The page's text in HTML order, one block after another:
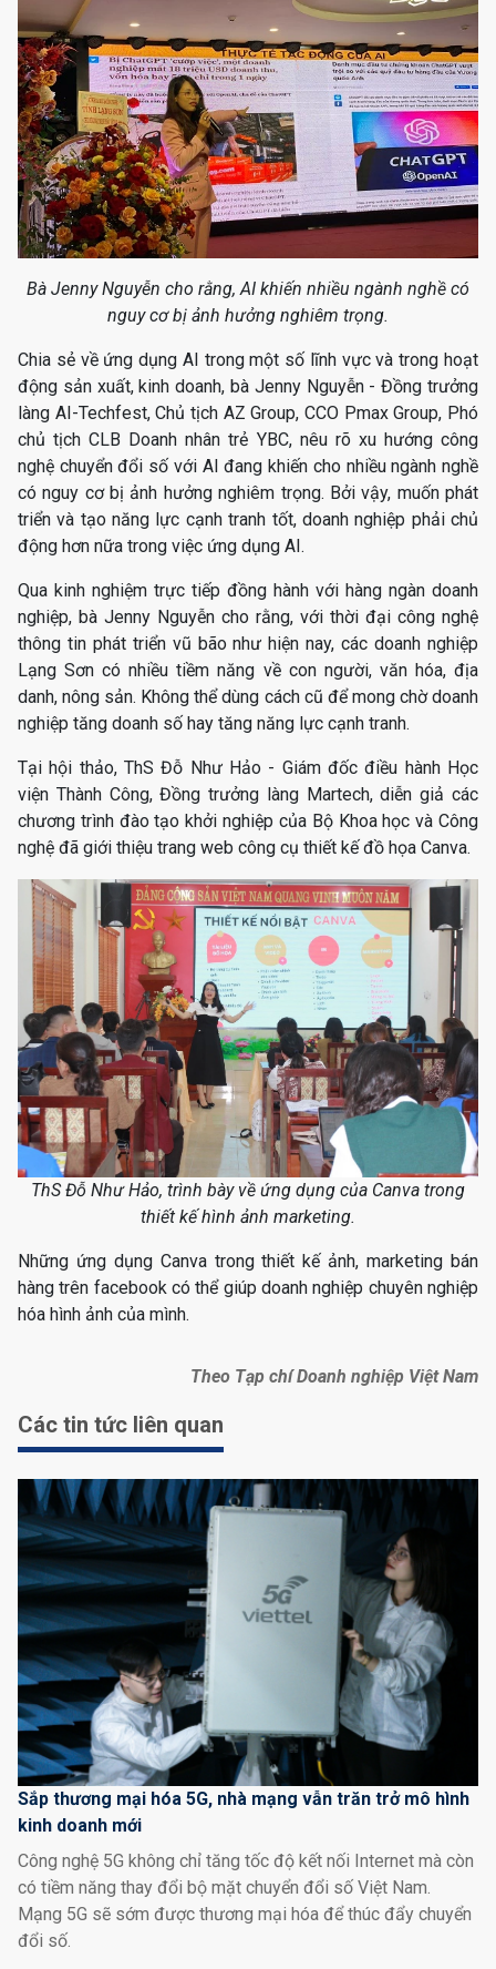
Bà Jenny Nguyễn cho rằng, AI khiến nhiều ngành nghề có
nguy cơ bị ảnh hưởng nghiêm trọng.
Chia sẻ về ứng dụng AI trong một số lĩnh vực và trong hoạt
động sản xuất, kinh doanh, bà Jenny Nguyễn - Đồng trưởng
làng AI-Techfest, Chủ tịch AZ Group, CCO Pmax Group, Phó
chủ tịch CLB Doanh nhân trẻ YBC, nêu rõ xu hướng công
nghệ chuyển đổi số với AI đang khiến cho nhiều ngành nghề
có nguy cơ bị ảnh hưởng nghiêm trọng. Bởi vậy, muốn phát
triển và tạo năng lực cạnh tranh tốt, doanh nghiệp phải chủ
động hơn nữa trong việc ứng dụng AI.
Qua kinh nghiệm trực tiếp đồng hành với hàng ngàn doanh
nghiệp, bà Jenny Nguyễn cho rằng, với thời đại công nghệ
thông tin phát triển vũ bão như hiện nay, các doanh nghiệp
Lạng Sơn có nhiều tiềm năng về con người, văn hóa, địa
danh, nông sản. Không thể dùng cách cũ để mong chờ doanh
nghiệp tăng doanh số hay tăng năng lực cạnh tranh.
Tại hội thảo, ThS Đỗ Như Hảo - Giám đốc điều hành Học
viện Thành Công, Đồng trưởng làng Martech, diễn giả các
chương trình đào tạo khởi nghiệp của Bộ Khoa học và Công
nghệ đã giới thiệu trang web công cụ thiết kế đồ họa Canva.
ThS Đỗ Như Hảo, trình bày về ứng dụng của Canva trong
thiết kế hình ảnh marketing.
Những ứng dụng Canva trong thiết kế ảnh, marketing bán
hàng trên facebook có thể giúp doanh nghiệp chuyên nghiệp
hóa hình ảnh của mình.
Theo Tạp chí Doanh nghiệp Việt Nam
Các tin tức liên quan
Sắp thương mại hóa 5G, nhà mạng vẫn trăn trở mô hình
kinh doanh mới
Công nghệ 5G không chỉ tăng tốc độ kết nối Internet mà còn
có tiềm năng thay đổi bộ mặt chuyển đổi số Việt Nam.
Mạng 5G sẽ sớm được thương mại hóa để thúc đẩy chuyển
đổi số.